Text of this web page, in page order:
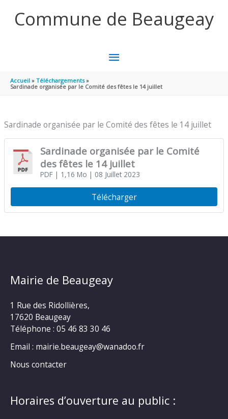
Commune de Beaugeay
MENU
PRINCIPAL
Accueil
Téléchargements
Sardinade organisée par le Comité des fêtes le 14 juillet
Sardinade organisée par le Comité des fêtes le 14 juillet
Sardinade organisée par le Comité
des fêtes le 14 juillet
PDF| 1,16 Mo | 08 Juillet 2023
Télécharger
Mairie de Beaugeay
1 Rue des Ridollières,
17620 Beaugeay
Téléphone : 05 46 83 30 46
Email : mairie.beaugeay@wanadoo.fr
Nous contacter
Horaires d’ouverture au public :